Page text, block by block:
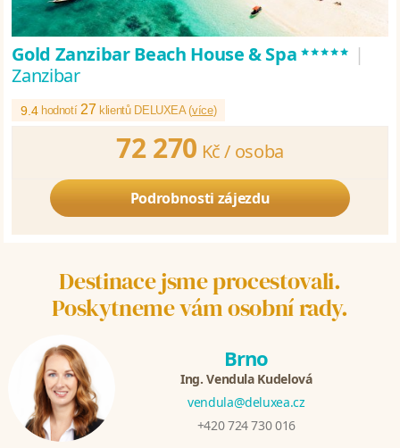
Gold Zanzibar Beach House & Spa***** |
Zanzibar
9.4 hodnotí27 klientů DELUXEA (více)
72 270 Kč / osoba
Podrobnosti zájezdu
Destinace jsme procestovali.
Poskytneme vám osobní rady.
Brno
Ing. Vendula Kudelová
vendula@deluxea.cz
+420 724 730 016